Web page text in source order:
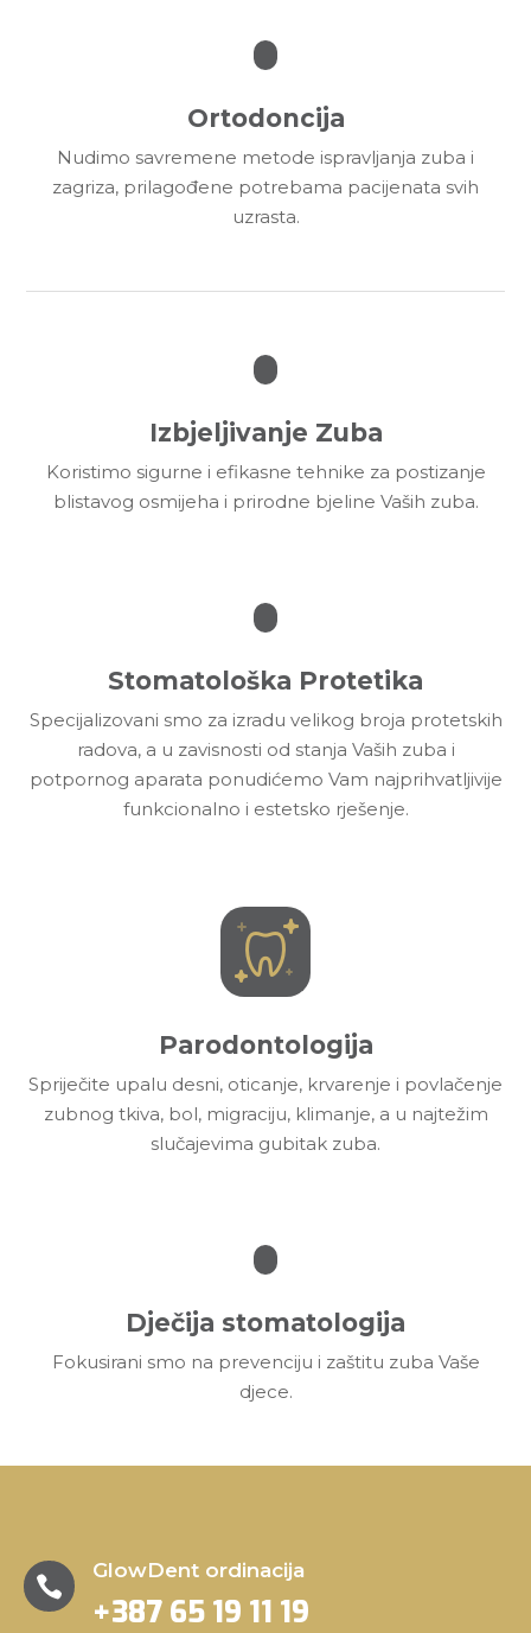
Ortodoncija
Nudimo savremene metode ispravljanja zuba i
zagriza, prilagođene potrebama pacijenata svih
uzrasta.
Izbjeljivanje Zuba
Koristimo sigurne i efikasne tehnike za postizanje
blistavog osmijeha i prirodne bjeline Vaših zuba.
Stomatološka Protetika
Specijalizovani smo za izradu velikog broja protetskih
radova, a u zavisnosti od stanja Vaših zuba i
potpornog aparata ponudićemo Vam najprihvatljivije
funkcionalno i estetsko rješenje.
Parodontologija
Spriječite upalu desni, oticanje, krvarenje i povlačenje
zubnog tkiva, bol, migraciju, klimanje, a u najtežim
slučajevima gubitak zuba.
Dječija stomatologija
Fokusirani smo na prevenciju i zaštitu zuba Vaše
djece.

GlowDent ordinacija
+387 65 19 11 19